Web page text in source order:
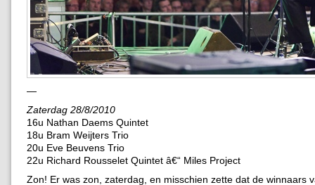
—
Zaterdag 28/8/2010
16u Nathan Daems Quintet
18u Bram Weijters Trio
20u Eve Beuvens Trio
22u Richard Rousselet Quintet â€“ Miles Project
Zon! Er was zon, zaterdag, en misschien zette dat de winnaars